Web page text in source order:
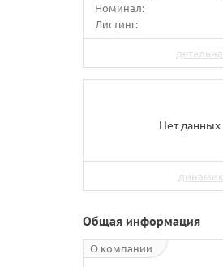
Номинал:
Листинг:
Нет данных
Общая информация
О компании